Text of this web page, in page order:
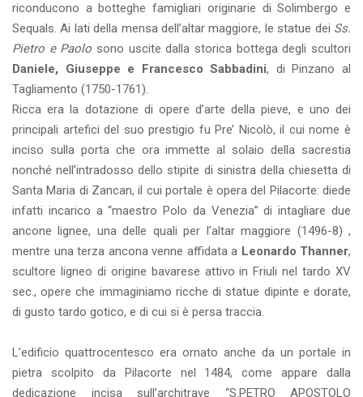
riconducono a botteghe famigliari originarie di Solimbergo e
Sequals. Ai lati della mensa dell’altar maggiore, le statue dei Ss.
Pietro e Paolo sono uscite dalla storica bottega degli scultori
Daniele, Giuseppe e Francesco Sabbadini, di Pinzano al
Tagliamento (1750-1761).
Ricca era la dotazione di opere d’arte della pieve, e uno dei
principali artefici del suo prestigio fu Pre’ Nicolò, il cui nome è
inciso sulla porta che ora immette al solaio della sacrestia
nonché nell’intradosso dello stipite di sinistra della chiesetta di
Santa Maria di Zancan, il cui portale è opera del Pilacorte: diede
infatti incarico a “maestro Polo da Venezia” di intagliare due
ancone lignee, una delle quali per l’altar maggiore (1496-8) ,
mentre una terza ancona venne affidata a Leonardo Thanner,
scultore ligneo di origine bavarese attivo in Friuli nel tardo XV
sec., opere che immaginiamo ricche di statue dipinte e dorate,
di gusto tardo gotico, e di cui si è persa traccia.
L’edificio quattrocentesco era ornato anche da un portale in
pietra scolpito da Pilacorte nel 1484, come appare dalla
dedicazione incisa sull’architrave “S.PETRO APOSTOLO